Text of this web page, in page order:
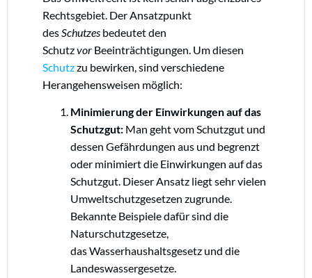
Rechtsgebiet. Der Ansatzpunkt
desSchutzes bedeutet den
Schutzvor Beeinträchtigungen. Um diesen
Schutzzu bewirken, sind verschiedene
Herangehensweisen möglich:
Minimierung der Einwirkungen auf das
Schutzgut: Man geht vom Schutzgut und
dessen Gefährdungen aus und begrenzt
oder minimiert die Einwirkungen auf das
Schutzgut. Dieser Ansatz liegt sehr vielen
Umweltschutzgesetzen zugrunde.
Bekannte Beispiele dafür sind die
Naturschutzgesetze,
das Wasserhaushaltsgesetz und die
Landeswassergesetze.